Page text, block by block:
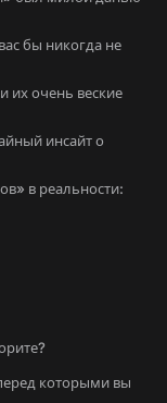
бы никогда не
их очень веские
инсайт о
в реальности:
которыми вы